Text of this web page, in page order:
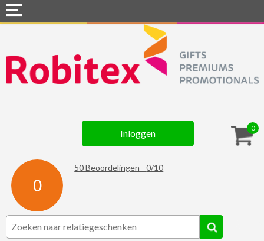
0
Inloggen
0
50Beoordelingen -0/10
Webshops
Snel naar »
Assortiment
Contact
☆ Prijsknallers ☆